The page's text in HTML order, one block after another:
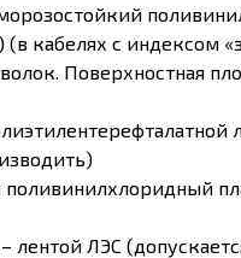
кабелях с индексом
Поверхностная
лентой ЛЭС